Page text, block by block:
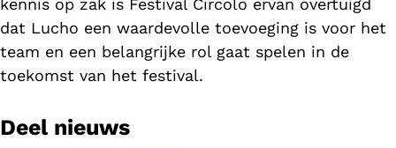
kennis op zak is Festival Circolo ervan overtuigd
dat Lucho een waardevolle toevoeging is voor het
team en een belangrijke rol gaat spelen in de
toekomst van het festival.
Deel nieuws